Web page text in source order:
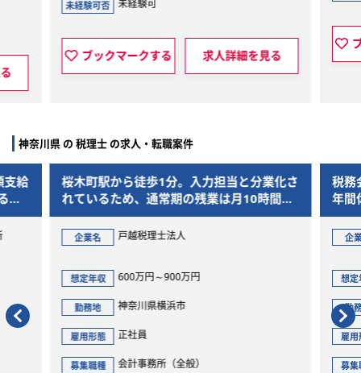
未経験可否 未経験可
ブックマークする 求人詳細を見る
神奈川県 の 税理士 の求人・転職案件
支給
環
桜木町駅から徒歩1分。入力担当と分業化さ
れているため、通常期の残業は月10時間以
下の好環境です。
企業名 戸越税理士法人
想定年収 600万円～900万円
勤務地 神奈川県横浜市
雇用形態 正社員
募集職種 会計事務所（全般）
税務
年
企
想定
勤
雇用
募集